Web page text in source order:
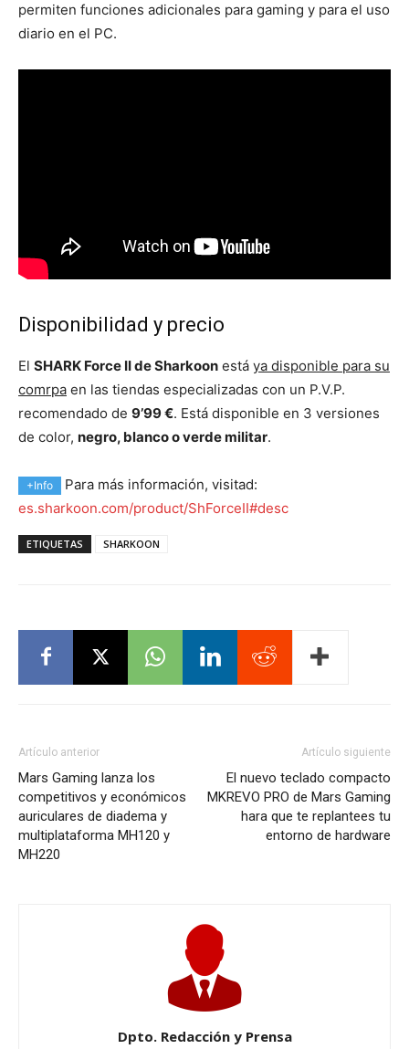
permiten funciones adicionales para gaming y para el uso
diario en el PC.
Disponibilidad y precio
El SHARK Force II de Sharkoon está ya disponible para su
comrpa en las tiendas especializadas con un P.V.P.
recomendado de 9’99 €. Está disponible en 3 versiones
de color, negro, blanco o verde militar.
+Info
Para más información, visitad:
es.sharkoon.com/product/ShForceII#desc
ETIQUETAS SHARKOON
Artículo anterior
Mars Gaming lanza los
competitivos y económicos
auriculares de diadema y
multiplataforma MH120 y
MH220
Artículo siguiente
El nuevo teclado compacto
MKREVO PRO de Mars Gaming
hara que te replantees tu
entorno de hardware
Dpto. Redacción y Prensa